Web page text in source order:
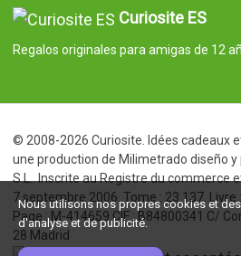
Curiosite ES
Regalos originales para amigas de 12
© 2008-2026 Curiosite. Idées cadeaux
une production de Milimetrado diseño
S.L.. Inscrite au Registre du commerce
7 septembre 2006. Tome : 23.137. Livre
Page : M-414659 CIF : B84800341 C/
28 Madrid
Nous utilisons nos propres cookies et
d'analyse et de publicité.